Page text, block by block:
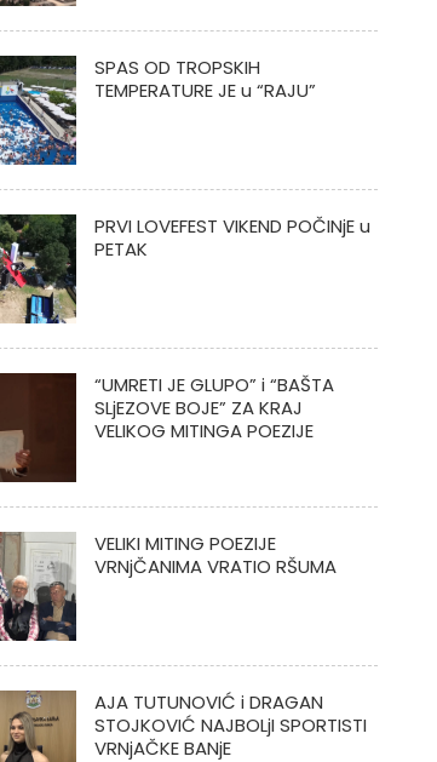
SPAS OD TROPSKIH
TEMPERATURE JE u “RAJU”
PRVI LOVEFEST VIKEND POČINjE u
PETAK
“UMRETI JE GLUPO” i “BAŠTA
SLjEZOVE BOJE” ZA KRAJ
VELIKOG MITINGA POEZIJE
VELIKI MITING POEZIJE
VRNjČANIMA VRATIO RŠUMA
AJA TUTUNOVIĆ i DRAGAN
STOJKOVIĆ NAJBOLjI SPORTISTI
VRNjAČKE BANjE